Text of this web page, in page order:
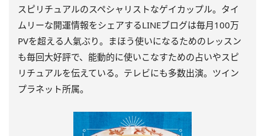
スピリチュアルのスペシャリストなゲイカップル。タイ
ムリーな開運情報をシェアするLINEブログは毎月100万
PVを超える人氣ぶり。まほう使いになるためのレッスン
も毎回大好評で、能動的に使いこなすための占いやスピ
リチュアルを伝えている。テレビにも多数出演。ツイン
プラネット所属。